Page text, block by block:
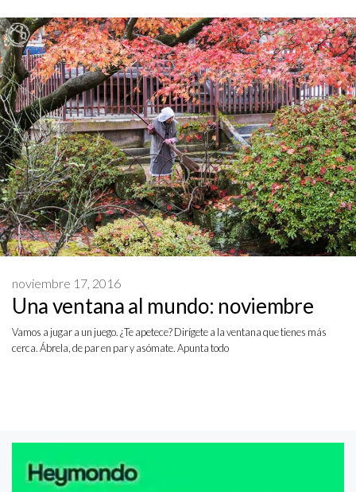
Una ventana al mundo: noviembre
noviembre 17, 2016
Vamos a jugar a un juego. ¿Te apetece? Dirígete a la ventana que tienes más
cerca. Ábrela, de par en par y asómate. Apunta todo